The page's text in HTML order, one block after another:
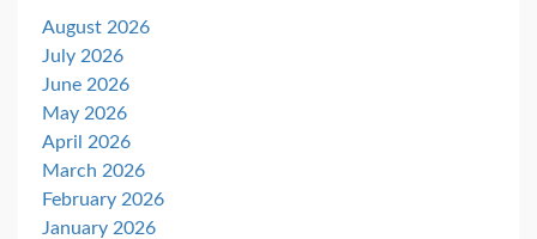
August 2026
July 2026
June 2026
May 2026
April 2026
March 2026
February 2026
January 2026